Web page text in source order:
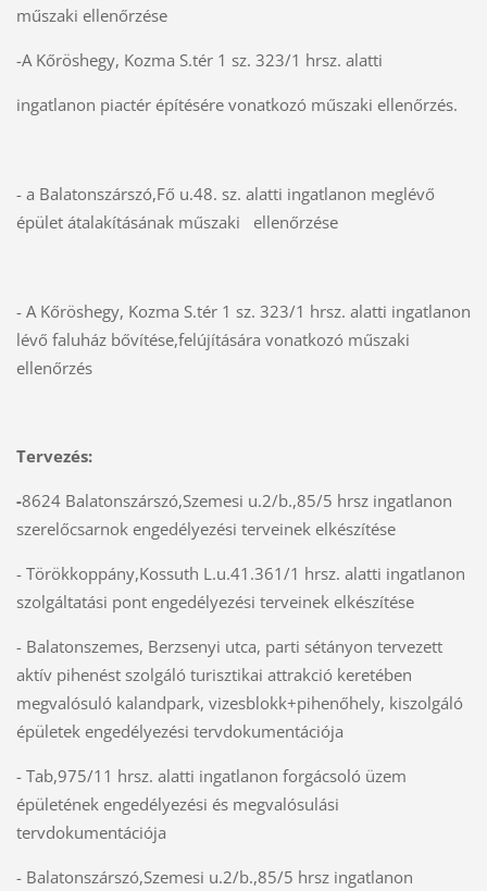
műszaki ellenőrzése
-A Kőröshegy, Kozma S.tér 1 sz. 323/1 hrsz. alatti
ingatlanon piactér építésére vonatkozó műszaki ellenőrzés.
- a Balatonszárszó,Fő u.48. sz. alatti ingatlanon meglévő
épület átalakításának műszaki ellenőrzése
- A Kőröshegy, Kozma S.tér 1 sz. 323/1 hrsz. alatti ingatlanon
lévő faluház bővítése,felújítására vonatkozó műszaki
ellenőrzés
Tervezés:
-8624 Balatonszárszó,Szemesi u.2/b.,85/5 hrsz ingatlanon
szerelőcsarnok engedélyezési terveinek elkészítése
- Törökkoppány,Kossuth L.u.41.361/1 hrsz. alatti ingatlanon
szolgáltatási pont engedélyezési terveinek elkészítése
- Balatonszemes, Berzsenyi utca, parti sétányon tervezett
aktív pihenést szolgáló turisztikai attrakció keretében
megvalósuló kalandpark, vizesblokk+pihenőhely, kiszolgáló
épületek engedélyezési tervdokumentációja
- Tab,975/11 hrsz. alatti ingatlanon forgácsoló üzem
épületének engedélyezési és megvalósulási
tervdokumentációja
- Balatonszárszó,Szemesi u.2/b.,85/5 hrsz ingatlanon